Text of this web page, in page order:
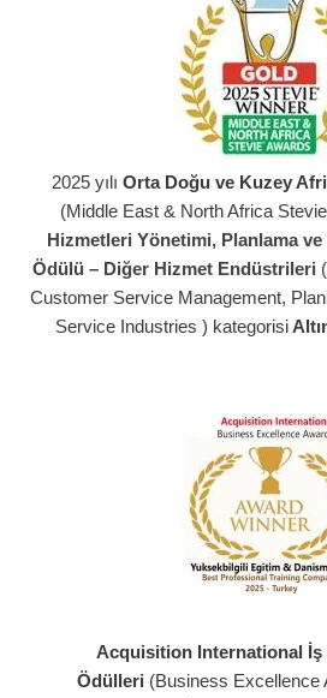
2025 yılı Orta Doğu ve Kuzey
(Middle East & North Africa
Hizmetleri Yönetimi, Planlama
Ödülü – Diğer Hizmet Endüstrileri
Customer Service Management,
Service Industries ) kategorisi
Acquisition International İş
Ödülleri (Business Excellence